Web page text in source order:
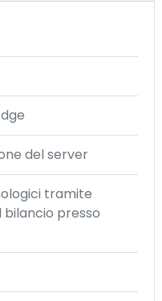
del server
tramite
bilancio presso